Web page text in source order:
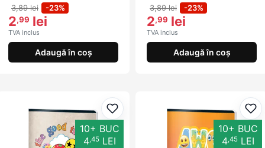
3,89 lei -23%
2,99 lei
TVA inclus
Adaugă în coș
3,89 lei -23%
2,99 lei
TVA inclus
Adaugă în coș
Adaugă la favorite
10+ BUC
4 ,45LEI
10+ BUC
4 ,45LEI